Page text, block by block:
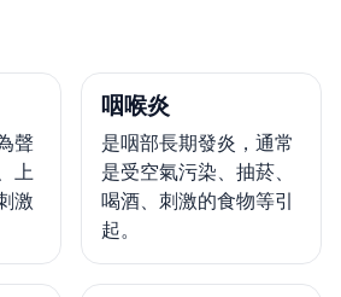
聲
上
激
咽喉炎
是咽部長期發炎，通常
是受空氣污染、抽菸、
喝酒、刺激的食物等引
起。